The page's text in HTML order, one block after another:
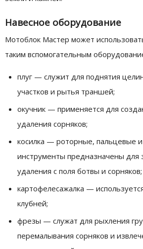
Навесное оборудование
Мотоблок Мастер может
таким вспомогательным
плуг — служит для поднятия
участков и рытья траншей;
окучник — применяется для
удаления сорняков;
косилка — роторные, пальцевые
инструменты предназначены для
удаления с поля ботвы и сорняков;
картофелесажалка —
клубней;
фрезы — служат для рыхления
перемалывания сорняков и